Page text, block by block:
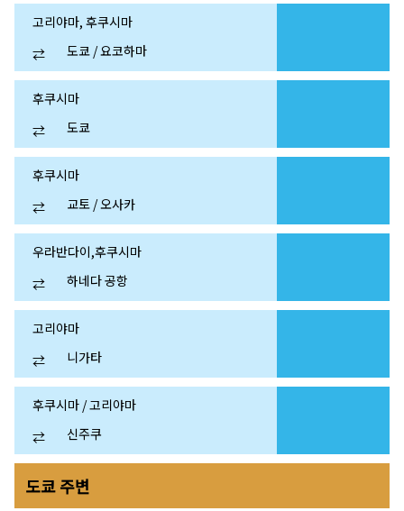
고리야마, 후쿠시마
⇄
도쿄 / 요코하마
후쿠시마
⇄
도쿄
후쿠시마
⇄
교토 / 오사카
우라반다이,후쿠시마
⇄
하네다 공항
고리야마
⇄
니가타
후쿠시마 / 고리야마
⇄
신주쿠
도쿄 주변